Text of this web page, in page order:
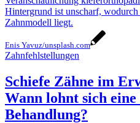
Enis Yavuz/unsplash.com
Zahnfehlstellungen
Schiefe Zähne im
Wann lohnt sich
Behandlung?